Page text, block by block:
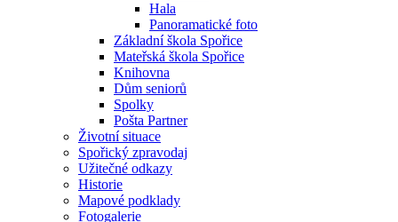
Hala
Panoramatické foto
Základní škola Spořice
Mateřská škola Spořice
Knihovna
Dům seniorů
Spolky
Pošta Partner
Životní situace
Spořický zpravodaj
Užitečné odkazy
Historie
Mapové podklady
Fotogalerie